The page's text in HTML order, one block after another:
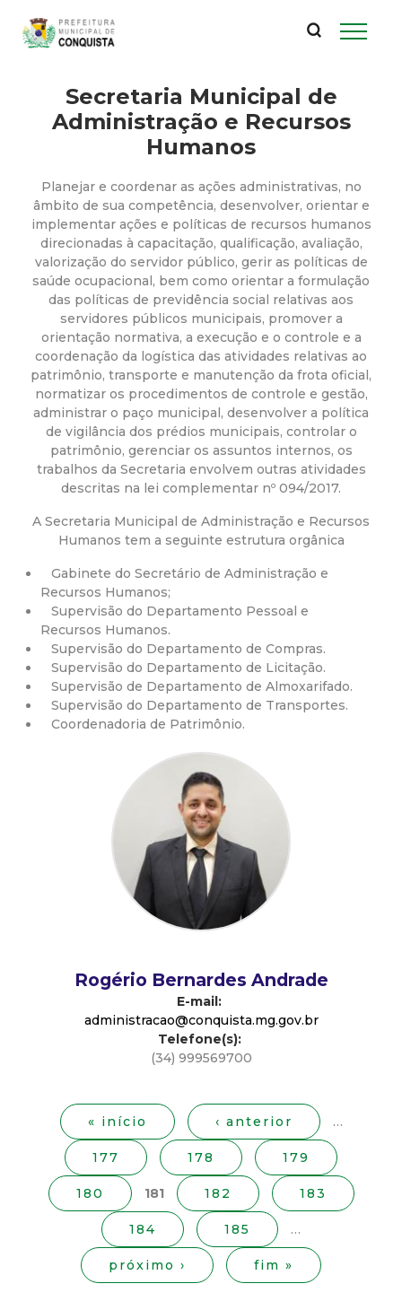
conteúdo
principal
P
e
e
i
t
u
r
a
M
n
i
c
p
s
Secretaria Municipal de
Administração e Recursos
Humanos
Planejar e coordenar as ações administrativas, no
âmbito de sua competência, desenvolver, orientar e
implementar ações e políticas de recursos humanos
direcionadas à capacitação, qualificação, avaliação,
valorização do servidor público, gerir as políticas de
saúde ocupacional, bem como orientar a formulação
das políticas de previdência social relativas aos
servidores públicos municipais, promover a
orientação normativa, a execução e o controle e a
coordenação da logística das atividades relativas ao
patrimônio, transporte e manutenção da frota oficial,
normatizar os procedimentos de controle e gestão,
administrar o paço municipal, desenvolver a política
de vigilância dos prédios municipais, controlar o
patrimônio, gerenciar os assuntos internos, os
trabalhos da Secretaria envolvem outras atividades
descritas na lei complementar nº 094/2017.
A Secretaria Municipal de Administração e Recursos
Humanos tem a seguinte estrutura orgânica
Gabinete do Secretário de Administração e
Recursos Humanos;
Supervisão do Departamento Pessoal e
Recursos Humanos.
Supervisão do Departamento de Compras.
Supervisão do Departamento de Licitação.
Supervisão de Departamento de Almoxarifado.
Supervisão do Departamento de Transportes.
Coordenadoria de Patrimônio.
Rogério Bernardes Andrade
E-mail:
administracao@conquista.mg.gov.br
Telefone(s):
(34) 999569700
« início ‹ anterior …
177 178 179
180 181 182 183
184 185 …
próximo › fim »